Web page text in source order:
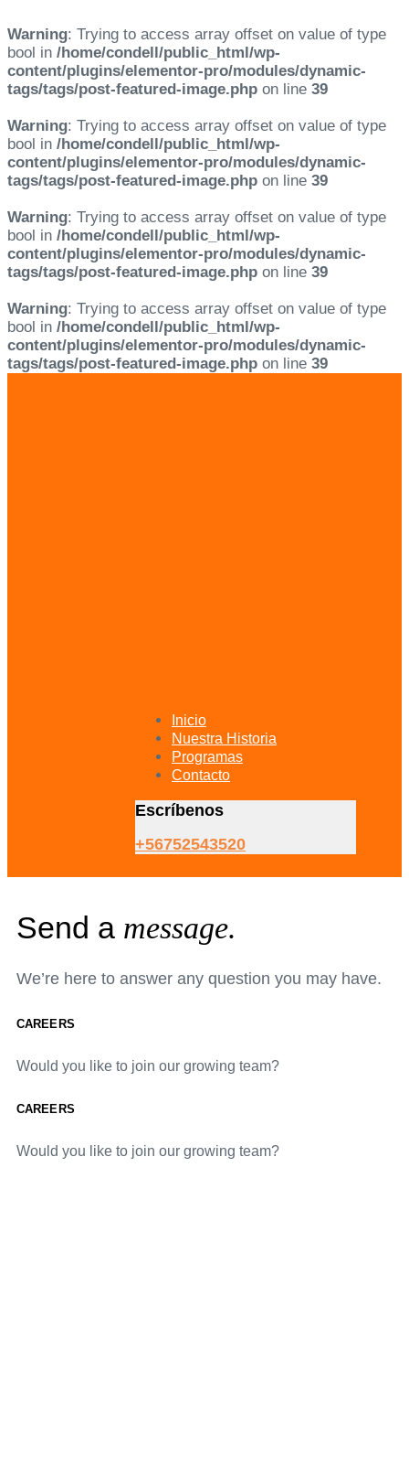
Warning: Trying to access array offset on value of type
bool in /home/condell/public_html/wp-
content/plugins/elementor-pro/modules/dynamic-
tags/tags/post-featured-image.php on line 39
Warning: Trying to access array offset on value of type
bool in /home/condell/public_html/wp-
content/plugins/elementor-pro/modules/dynamic-
tags/tags/post-featured-image.php on line 39
Warning: Trying to access array offset on value of type
bool in /home/condell/public_html/wp-
content/plugins/elementor-pro/modules/dynamic-
tags/tags/post-featured-image.php on line 39
Warning: Trying to access array offset on value of type
bool in /home/condell/public_html/wp-
content/plugins/elementor-pro/modules/dynamic-
tags/tags/post-featured-image.php on line 39
Inicio
Nuestra Historia
Programas
Contacto
Escríbenos
+56752543520
Send a message.
We’re here to answer any question you may have.
CAREERS
Would you like to join our growing team?
CAREERS
Would you like to join our growing team?